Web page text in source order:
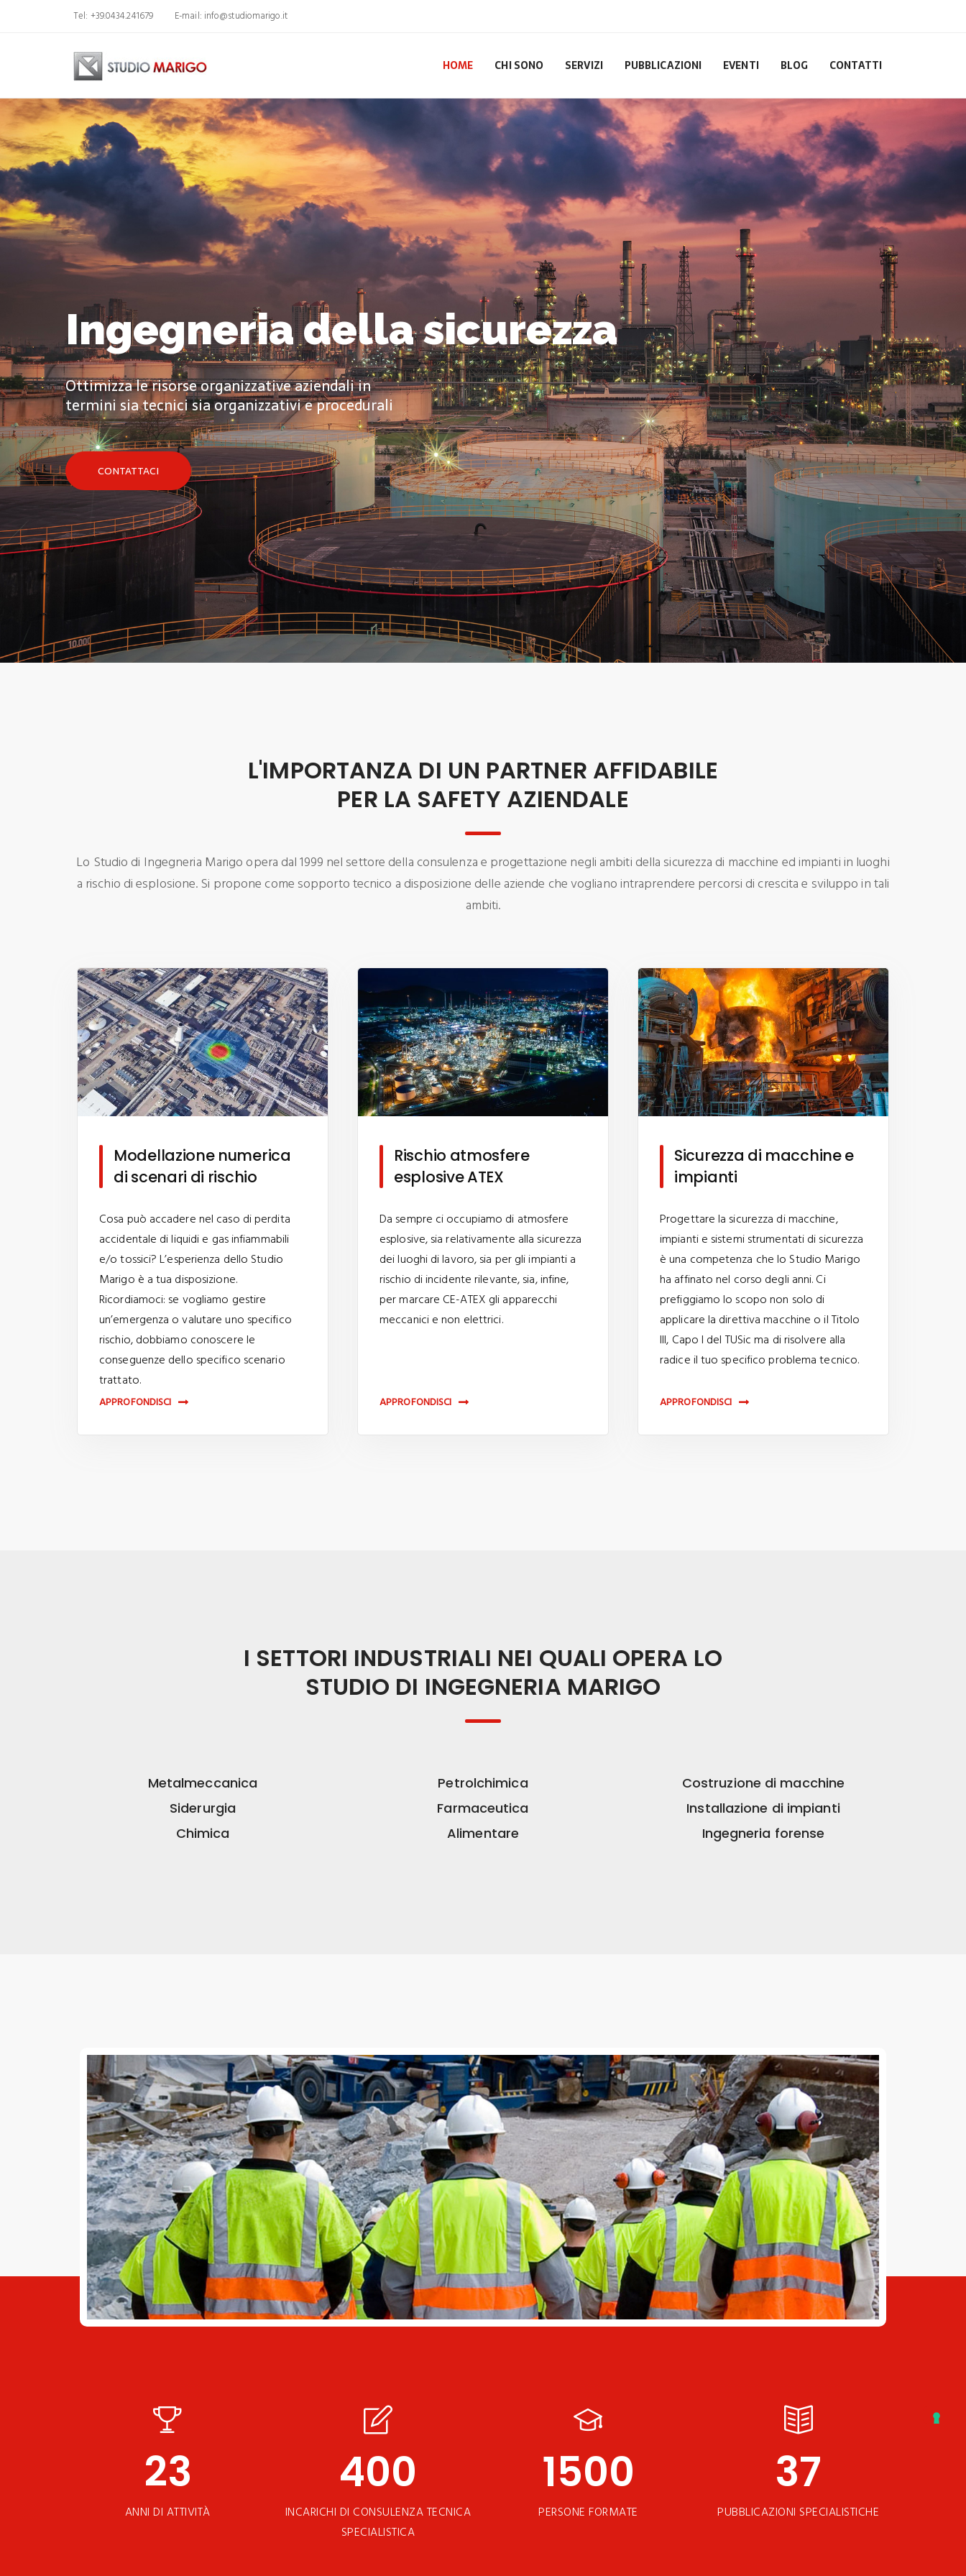
Tel: +39.0434.241679 E-mail: info@studiomarigo.it
HOME CHI SONO SERVIZI PUBBLICAZIONI EVENTI BLOG CONTATTI
Ingegneria della sicurezza
CONTATTACI
Ottimizza le risorse organizzative aziendali in
termini sia tecnici sia organizzativi e procedurali
L'IMPORTANZA DI UN PARTNER AFFIDABILE
PER LA SAFETY AZIENDALE
Lo Studio di Ingegneria Marigo opera dal 1999 nel settore della consulenza e progettazione negli ambiti della sicurezza di macchine ed impianti in luoghi
a rischio di esplosione. Si propone come sopporto tecnico a disposizione delle aziende che vogliano intraprendere percorsi di crescita e sviluppo in tali
ambiti.
Modellazione numerica
di scenari di rischio
Cosa può accadere nel caso di perdita
accidentale di liquidi e gas infiammabili
e/o tossici? L’esperienza dello Studio
Marigo è a tua disposizione.
Ricordiamoci: se vogliamo gestire
un’emergenza o valutare uno specifico
rischio, dobbiamo conoscere le
conseguenze dello specifico scenario
trattato.
APPROFONDISCI
Rischio atmosfere
esplosive ATEX
Da sempre ci occupiamo di atmosfere
esplosive, sia relativamente alla sicurezza
dei luoghi di lavoro, sia per gli impianti a
rischio di incidente rilevante, sia, infine,
per marcare CE-ATEX gli apparecchi
meccanici e non elettrici.
APPROFONDISCI
Sicurezza di macchine e
impianti
Progettare la sicurezza di macchine,
impianti e sistemi strumentati di sicurezza
è una competenza che lo Studio Marigo
ha affinato nel corso degli anni. Ci
prefiggiamo lo scopo non solo di
applicare la direttiva macchine o il Titolo
III, Capo I del TUSic ma di risolvere alla
radice il tuo specifico problema tecnico.
APPROFONDISCI
I SETTORI INDUSTRIALI NEI QUALI OPERA LO
STUDIO DI INGEGNERIA MARIGO
Metalmeccanica
Siderurgia
Chimica
Petrolchimica
Farmaceutica
Alimentare
Costruzione di macchine
Installazione di impianti
Ingegneria forense
23
ANNI DI ATTIVITÀ
400
INCARICHI DI CONSULENZA TECNICA
SPECIALISTICA
1500
PERSONE FORMATE
37
PUBBLICAZIONI SPECIALISTICHE